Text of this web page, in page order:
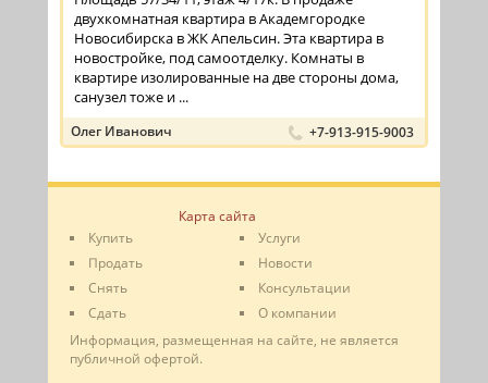
двухкомнатная квартира в Академгородке
Новосибирска в ЖК Апельсин. Эта квартира в
новостройке, под самоотделку. Комнаты в
квартире изолированные на две стороны дома,
санузел тоже и ...
Олег Иванович +7-913-915-9003
Карта сайта
Купить
Продать
Снять
Сдать
Услуги
Новости
Консультации
О компании
Информация, размещенная на сайте, не является
публичной офертой.